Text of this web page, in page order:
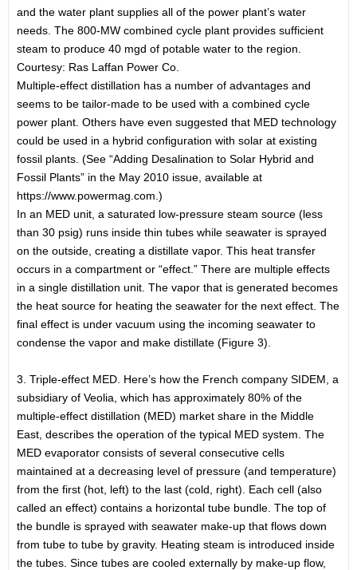
and the water plant supplies all of the power plant’s water
needs. The 800-MW combined cycle plant provides sufficient
steam to produce 40 mgd of potable water to the region.
Courtesy: Ras Laffan Power Co.
Multiple-effect distillation has a number of advantages and
seems to be tailor-made to be used with a combined cycle
power plant. Others have even suggested that MED technology
could be used in a hybrid configuration with solar at existing
fossil plants. (See “Adding Desalination to Solar Hybrid and
Fossil Plants” in the May 2010 issue, available at
https://www.powermag.com.)
In an MED unit, a saturated low-pressure steam source (less
than 30 psig) runs inside thin tubes while seawater is sprayed
on the outside, creating a distillate vapor. This heat transfer
occurs in a compartment or “effect.” There are multiple effects
in a single distillation unit. The vapor that is generated becomes
the heat source for heating the seawater for the next effect. The
final effect is under vacuum using the incoming seawater to
condense the vapor and make distillate (Figure 3).
3. Triple-effect MED. Here’s how the French company SIDEM, a
subsidiary of Veolia, which has approximately 80% of the
multiple-effect distillation (MED) market share in the Middle
East, describes the operation of the typical MED system. The
MED evaporator consists of several consecutive cells
maintained at a decreasing level of pressure (and temperature)
from the first (hot, left) to the last (cold, right). Each cell (also
called an effect) contains a horizontal tube bundle. The top of
the bundle is sprayed with seawater make-up that flows down
from tube to tube by gravity. Heating steam is introduced inside
the tubes. Since tubes are cooled externally by make-up flow,